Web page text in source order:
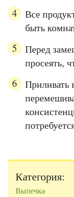
Все
быть
Перед
просеять,
Приливать
Категория:
Выпечка